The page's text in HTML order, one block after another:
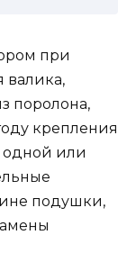
при
валика,
поролона,
крепления
одной или
подушки,